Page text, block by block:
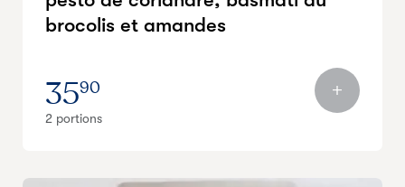
brocolis et amandes
3590
2 portions